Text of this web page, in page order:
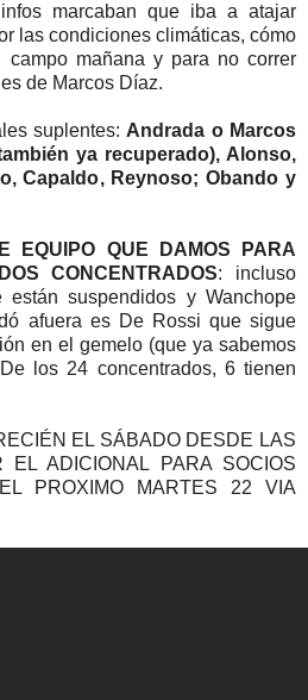
marcaban que iba a atajar
las condiciones climáticas, cómo
mañana y para no correr
de Marcos Díaz.
suplentes: Andrada o Marcos
ya recuperado), Alonso,
Capaldo, Reynoso; Obando y
EQUIPO QUE DAMOS PARA
CONCENTRADOS: incluso
están suspendidos y Wanchope
afuera es De Rossi que sigue
en el gemelo (que ya sabemos
los 24 concentrados, 6 tienen
EL SÁBADO DESDE LAS
ADICIONAL PARA SOCIOS
PROXIMO MARTES 22 VIA